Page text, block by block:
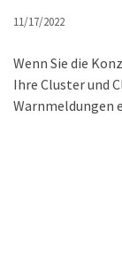
11/17/2022
Wenn Sie die
Ihre Cluster und
Warnmeldungen